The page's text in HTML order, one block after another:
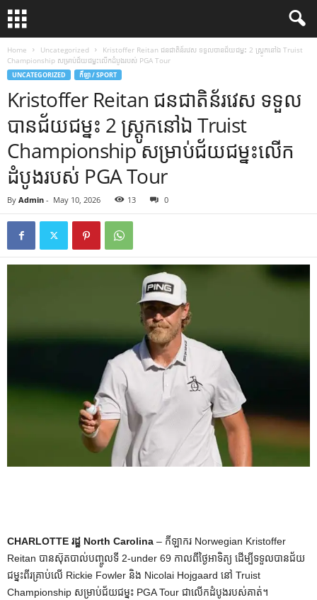
Home Uncategorized
Kristoffer Reitan ជនជាតិន័រវេស ទទួលបានជ័យជម្នះ 2 ស្ត្រូកនៅឯ Truist
Championship សម្រាប់ជ័យជម្នះលើកដំបូងរបស់ PGA Tour
UNCATEGORIZED កីឡា / SPORT
Kristoffer Reitan ជនជាតិន័រវេស ទទួល
បានជ័យជម្នះ 2 ស្ត្រូកនៅឯ Truist
Championship សម្រាប់ជ័យជម្នះលើក
ដំបូងរបស់ PGA Tour
By Admin - May 10, 2026 13 0
CHARLOTTE រដ្ឋ North Carolina – កីឡាករ Norwegian Kristoffer
Reitan បានស៊ុតបាល់បញ្ចូលទី 2-under 69 កាលពីថ្ងៃអាទិត្យ ដើម្បីទទួលបានជ័យ
ជម្នះពីរគ្រាប់លើ Rickie Fowler និង Nicolai Hojgaard នៅ Truist
Championship សម្រាប់ជ័យជម្នះ PGA Tour ជាលើកដំបូងរបស់គាត់។